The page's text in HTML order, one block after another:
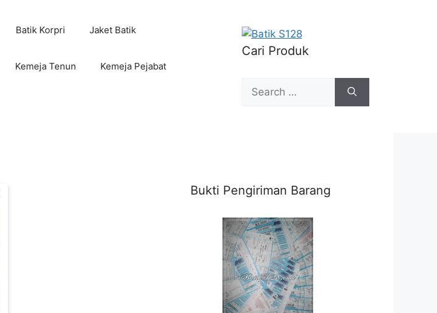
Batik Korpri Jaket Batik
Kemeja Tenun Kemeja Pejabat
Cari Produk
Search
for:
Bukti Pengiriman Barang